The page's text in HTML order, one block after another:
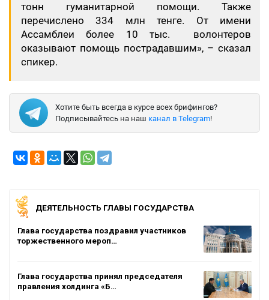
тонн гуманитарной помощи. Также
перечислено 334 млн тенге. От имени
Ассамблеи более 10 тыс. волонтеров
оказывают помощь пострадавшим», – сказал
спикер.
Хотите быть всегда в курсе всех брифингов?
Подписывайтесь на наш канал в Telegram!
ДЕЯТЕЛЬНОСТЬ ГЛАВЫ ГОСУДАРСТВА
Глава государства поздравил участников
торжественного мероп…
Глава государства принял председателя
правления холдинга «Б…